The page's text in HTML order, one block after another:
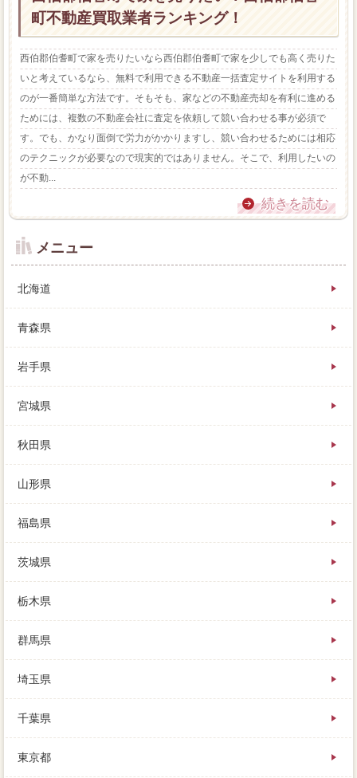
町不動産買取業者ランキング！
西伯郡伯耆町で家を売りたいなら西伯郡伯耆町で家を少しでも高く売りた
いと考えているなら、無料で利用できる不動産一括査定サイトを利用する
のが一番簡単な方法です。そもそも、家などの不動産売却を有利に進める
ためには、複数の不動産会社に査定を依頼して競い合わせる事が必須で
す。でも、かなり面倒で労力がかかりますし、競い合わせるためには相応
のテクニックが必要なので現実的ではありません。そこで、利用したいの
が不動...
続きを読む
メニュー
北海道
青森県
岩手県
宮城県
秋田県
山形県
福島県
茨城県
栃木県
群馬県
埼玉県
千葉県
東京都